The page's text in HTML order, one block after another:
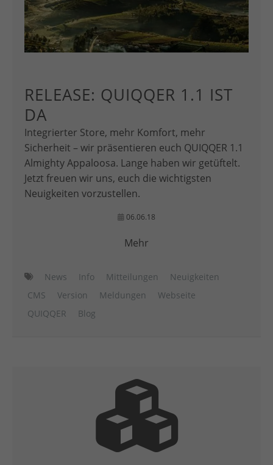
RELEASE: QUIQQER 1.1 IST
DA
Integrierter Store, mehr Komfort, mehr
Sicherheit – wir präsentieren euch QUIQQER 1.1
Almighty Appaloosa. Lange haben wir getüftelt.
Jetzt freuen wir uns, euch die wichtigsten
Neuigkeiten vorzustellen.
06.06.18
Mehr
News Info Mitteilungen
Neuigkeiten
CMS
Version Meldungen
Webseite
QUIQQER
Blog